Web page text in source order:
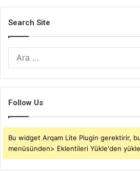
Search Site
Follow Us
Bu widget Arqam Lite Plugin gerektirir,
menüsünden> Eklentileri Yükle'den